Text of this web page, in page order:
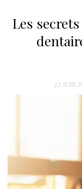
Les
22 JUIN